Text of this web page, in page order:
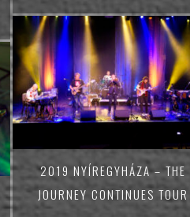
2019 NYÍREGYHÁZA – THE
JOURNEY CONTINUES TOUR